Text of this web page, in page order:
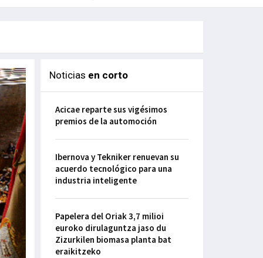
Noticias en corto
Acicae reparte sus vigésimos
premios de la automoción
Ibernova y Tekniker renuevan su
acuerdo tecnológico para una
industria inteligente
Papelera del Oriak 3,7 milioi
euroko dirulaguntza jaso du
Zizurkilen biomasa planta bat
eraikitzeko